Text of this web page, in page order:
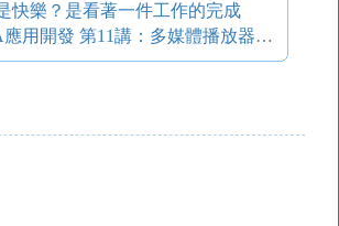
快樂？是看著一件工作的完成
Silverlight4 RIA應用開發 第11講：多媒體播放器開發